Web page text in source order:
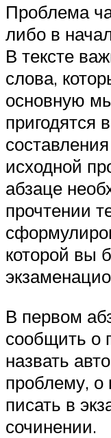
Проблема
либо в
В тексте
слова,
основную
пригодятся
исходной
абзаце
прочтении
которой вы
В первом
сообщить о
назвать
проблему, о
писать в
сочинении.